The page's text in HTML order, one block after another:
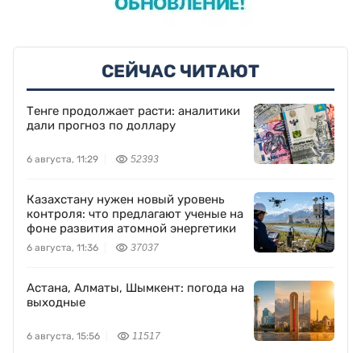
СЕЙЧАС ЧИТАЮТ
Тенге продолжает расти: аналитики
дали прогноз по доллару
6 августа, 11:29 52393
Казахстану нужен новый уровень
контроля: что предлагают ученые на
фоне развития атомной энергетики
6 августа, 11:36 37037
Астана, Алматы, Шымкент: погода на
выходные
6 августа, 15:56 11517